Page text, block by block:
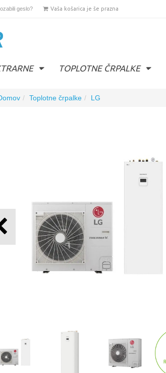
geslo? Vaša košarica je še prazna
TOPLOTNE ČRPALKE
Toplotne črpalke LG